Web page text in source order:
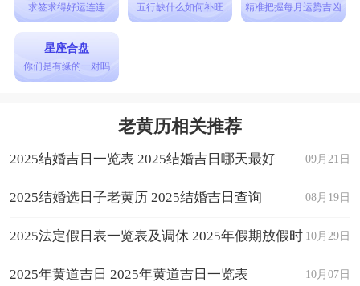
求签求得好运连连 五行缺什么如何补旺 精准把握每月运势吉凶
星座合盘
你们是有缘的一对吗
老黄历相关推荐
09月21日
2025结婚吉日一览表 2025结婚吉日哪天最好
08月19日
2025结婚选日子老黄历 2025结婚吉日查询
10月29日
2025法定假日表一览表及调休 2025年假期放假时
间表日历 10月07日
2025年黄道吉日 2025年黄道吉日一览表